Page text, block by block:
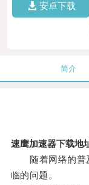
安卓下载
简介
速鹰加速器下载地
随着网络的普及
临的问题。